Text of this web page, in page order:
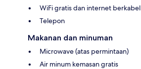
WiFi gratis dan internet berkabel
Telepon
Makanan dan minuman
Microwave (atas permintaan)
Air minum kemasan gratis